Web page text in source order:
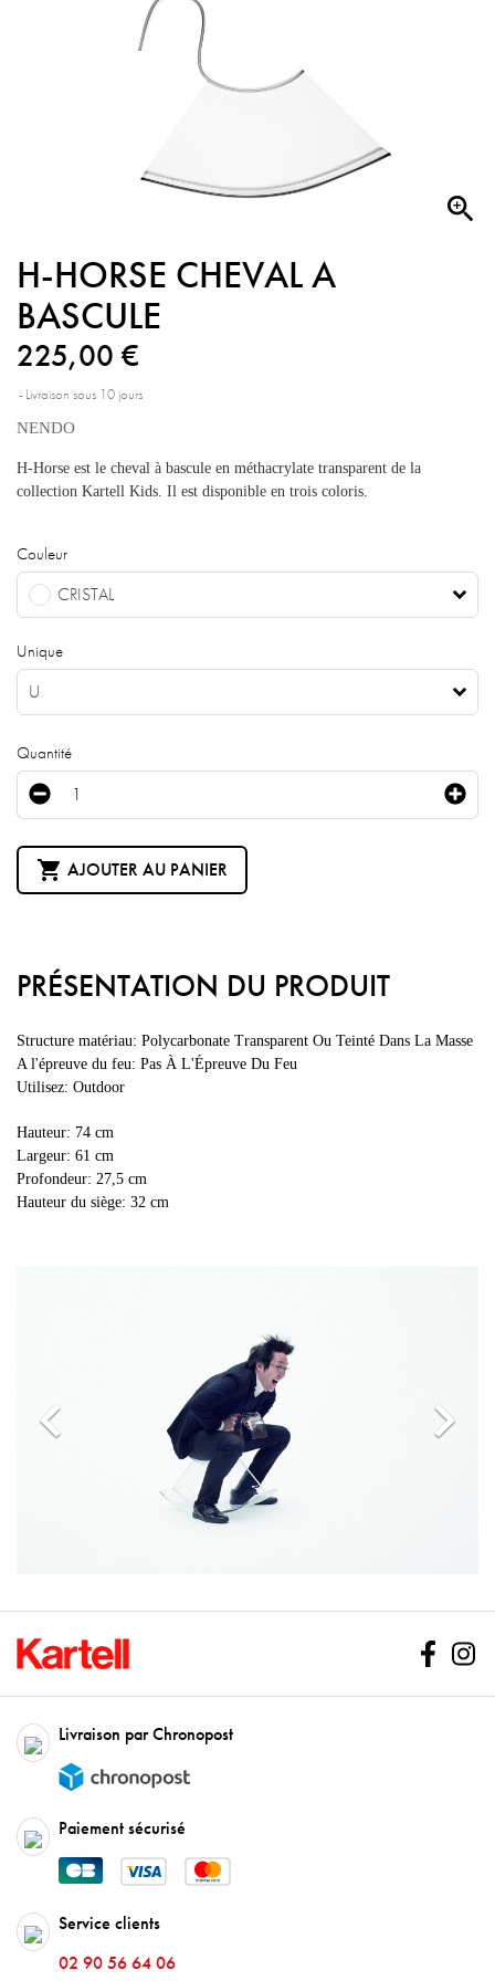

H-HORSE CHEVAL A
BASCULE
225,00 €
Livraison sous 10 jours
NENDO
H-Horse est le cheval à bascule en méthacrylate transparent de la
collection Kartell Kids. Il est disponible en trois coloris.
Couleur
CRISTAL
Unique
U
Quantité
 AJOUTER AU PANIER
PRÉSENTATION DU PRODUIT
Structure matériau: Polycarbonate Transparent Ou Teinté Dans La Masse
A l'épreuve du feu: Pas À L'Épreuve Du Feu
Utilisez: Outdoor
Hauteur: 74 cm
Largeur: 61 cm
Profondeur: 27,5 cm
Hauteur du siège: 32 cm
navigate_beforePrevious navigate_next
Livraison par Chronopost
Paiement sécurisé
Service clients
02 90 56 64 06